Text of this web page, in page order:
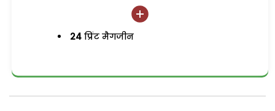
24 प्रिंट मैगजीन